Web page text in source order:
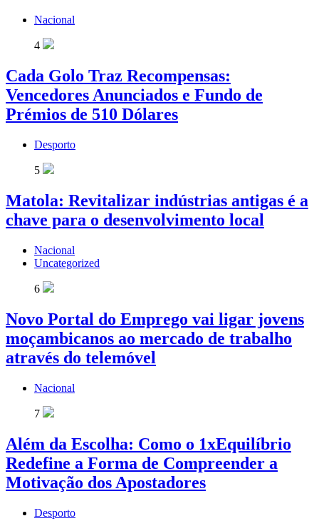
Nacional
4
Cada Golo Traz Recompensas:
Vencedores Anunciados e Fundo de
Prémios de 510 Dólares
Desporto
5
Matola: Revitalizar indústrias antigas é a
chave para o desenvolvimento local
Nacional
Uncategorized
6
Novo Portal do Emprego vai ligar jovens
moçambicanos ao mercado de trabalho
através do telemóvel
Nacional
7
Além da Escolha: Como o 1xEquilíbrio
Redefine a Forma de Compreender a
Motivação dos Apostadores
Desporto